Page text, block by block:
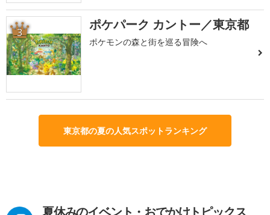
3 ポケパーク カントー／東京都
ポケモンの森と街を巡る冒険へ
東京都の夏の人気スポットランキング